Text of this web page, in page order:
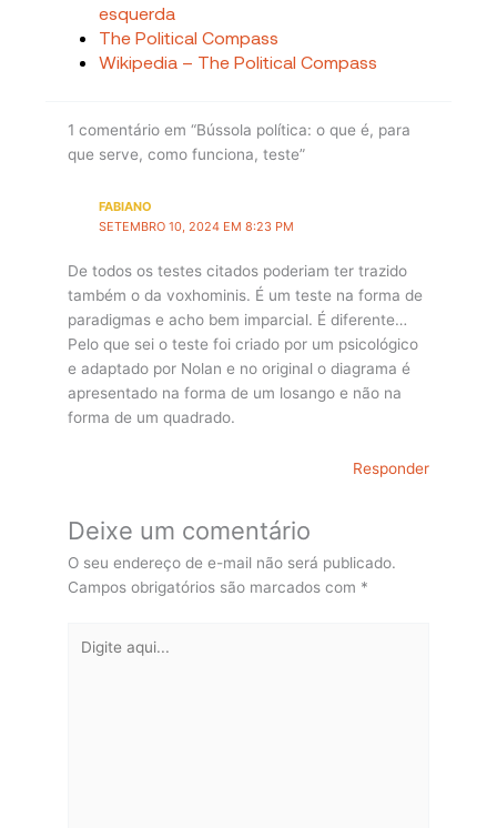
esquerda
The Political Compass
Wikipedia – The Political Compass
1 comentário em “Bússola política: o que é, para
que serve, como funciona, teste”
FABIANO
SETEMBRO 10, 2024 EM 8:23 PM
De todos os testes citados poderiam ter trazido
também o da voxhominis. É um teste na forma de
paradigmas e acho bem imparcial. É diferente…
Pelo que sei o teste foi criado por um psicológico
e adaptado por Nolan e no original o diagrama é
apresentado na forma de um losango e não na
forma de um quadrado.
Responder
Deixe um comentário
O seu endereço de e-mail não será publicado.
Campos obrigatórios são marcados com *
aqui...